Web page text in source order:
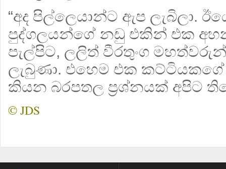
“අද පිල්ලෙයාන්ට ඇප ලැබිලා.
පුද්ගලයන්ගේ නඩු එකින් එක
පැල්පිට, ලලිත් වීරතුංග
ලැබුණා. එහෙම එක
කියන බරපතල ප්‍රශ්නයක් අපිට
© JDS